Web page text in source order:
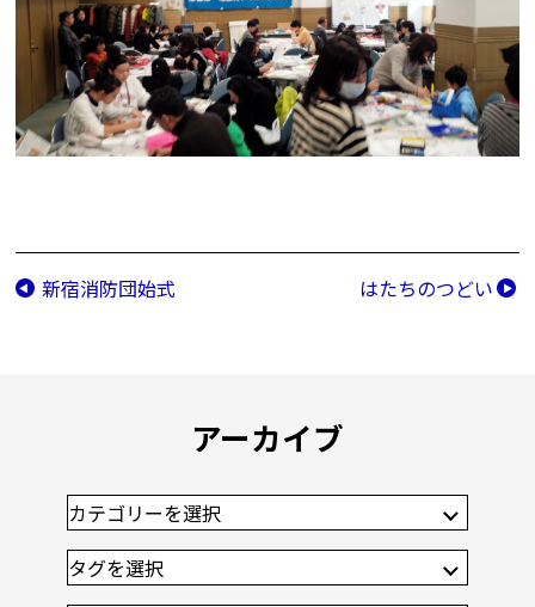
新宿消防団始式 はたちのつどい
アーカイブ